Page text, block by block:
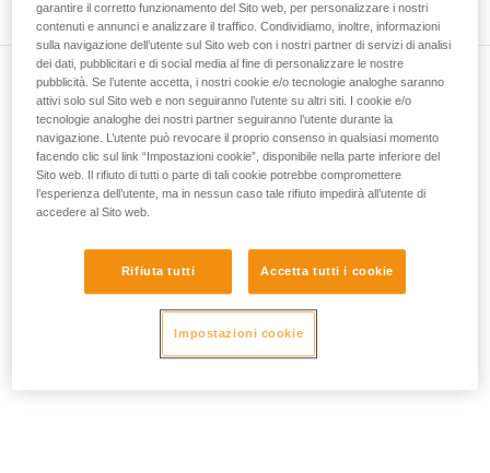
formazione ed un addestramento specifico.
Verificate con un professionista la vostra
capacità di rifare la manovra, da soli, in piena
sicurezza, prima di riprodurla autonomamente.
Forniamo esempi di tecniche relative alla vostra
attività. Ne possono esistere altre che non
vengono qui descritte.
Iscriviti alla newsletter
e rimani connesso alle nostre novità
E-mail *
Unisciti alla community!
garantire il corretto funzionamento del Sito web, per personalizzare i nostri
contenuti e annunci e analizzare il traffico. Condividiamo, inoltre, informazioni
sulla navigazione dell’utente sul Sito web con i nostri partner di servizi di analisi
dei dati, pubblicitari e di social media al fine di personalizzare le nostre
pubblicità. Se l’utente accetta, i nostri cookie e/o tecnologie analoghe saranno
attivi solo sul Sito web e non seguiranno l’utente su altri siti. I cookie e/o
tecnologie analoghe dei nostri partner seguiranno l’utente durante la
navigazione. L’utente può revocare il proprio consenso in qualsiasi momento
facendo clic sul link “Impostazioni cookie”, disponibile nella parte inferiore del
Sito web. Il rifiuto di tutti o parte di tali cookie potrebbe compromettere
l’esperienza dell’utente, ma in nessun caso tale rifiuto impedirà all’utente di
accedere al Sito web.
Rifiuta tutti Accetta tutti i cookie
Impostazioni cookie